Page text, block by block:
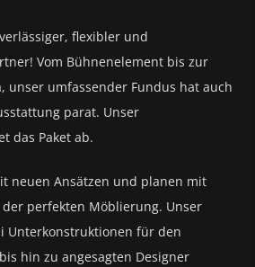
flexibler und
Vom Bühnenelement bis zur
unser umfassender Fundus hat auch
parat. Unser
das Paket ab.
neuen Ansätzen und planen mit
perfekten Möblierung. Unser
Unterkonstruktionen für den
hin zu angesagten Designer